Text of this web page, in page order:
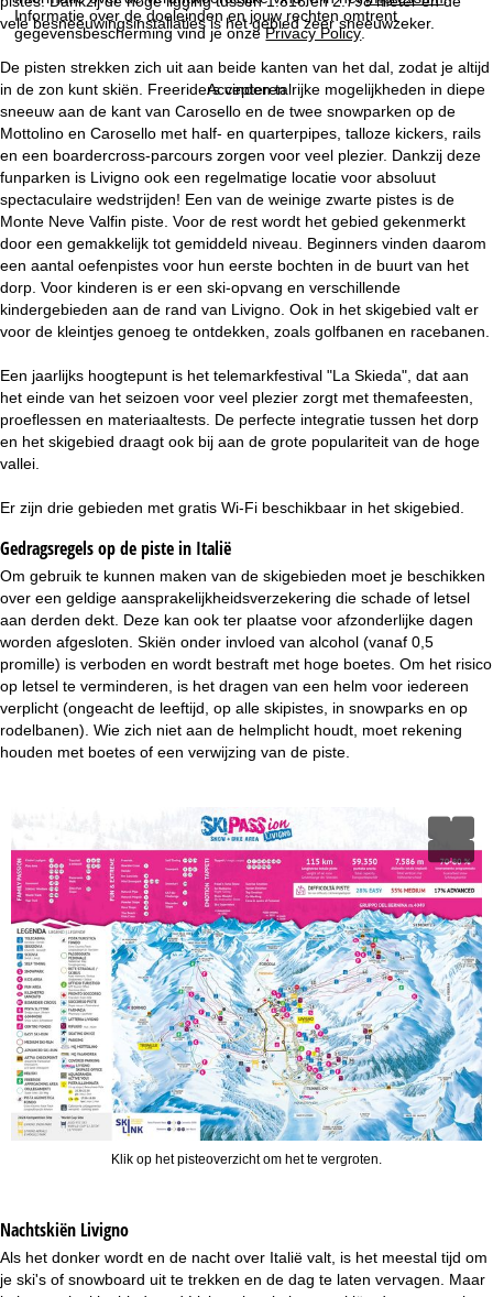
Informatie over de doeleinden en jouw rechten omtrent
gegevensbescherming vind je onzePrivacy Policy.
Accepteren
vele besneeuwingsinstallaties is het gebied zeer sneeuwzeker.
De pisten strekken zich uit aan beide kanten van het dal, zodat je altijd
in de zon kunt skiën. Freeriders vinden talrijke mogelijkheden in diepe
sneeuw aan de kant van Carosello en de twee snowparken op de
Mottolino en Carosello met half- en quarterpipes, talloze kickers, rails
en een boardercross-parcours zorgen voor veel plezier. Dankzij deze
funparken is Livigno ook een regelmatige locatie voor absoluut
spectaculaire wedstrijden! Een van de weinige zwarte pistes is de
Monte Neve Valfin piste. Voor de rest wordt het gebied gekenmerkt
door een gemakkelijk tot gemiddeld niveau. Beginners vinden daarom
een aantal oefenpistes voor hun eerste bochten in de buurt van het
dorp. Voor kinderen is er een ski-opvang en verschillende
kindergebieden aan de rand van Livigno. Ook in het skigebied valt er
voor de kleintjes genoeg te ontdekken, zoals golfbanen en racebanen.
Een jaarlijks hoogtepunt is het telemarkfestival "La Skieda", dat aan
het einde van het seizoen voor veel plezier zorgt met themafeesten,
proeflessen en materiaaltests. De perfecte integratie tussen het dorp
en het skigebied draagt ook bij aan de grote populariteit van de hoge
vallei.
Er zijn drie gebieden met gratis Wi-Fi beschikbaar in het skigebied.
Gedragsregels op de piste in Italië
Om gebruik te kunnen maken van de skigebieden moet je beschikken
over een geldige aansprakelijkheidsverzekering die schade of letsel
aan derden dekt. Deze kan ook ter plaatse voor afzonderlijke dagen
worden afgesloten. Skiën onder invloed van alcohol (vanaf 0,5
promille) is verboden en wordt bestraft met hoge boetes. Om het risico
op letsel te verminderen, is het dragen van een helm voor iedereen
verplicht (ongeacht de leeftijd, op alle skipistes, in snowparks en op
rodelbanen). Wie zich niet aan de helmplicht houdt, moet rekening
houden met boetes of een verwijzing van de piste.
Klik op het pisteoverzicht om het te vergroten.
Nachtskiën Livigno
Als het donker wordt en de nacht over Italië valt, is het meestal tijd om
je ski's of snowboard uit te trekken en de dag te laten vervagen. Maar